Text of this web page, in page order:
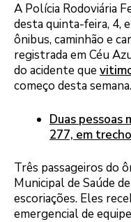
A Polícia Rodoviária
desta quinta-feira, 4,
ônibus, caminhão e
registrada em Céu
do acidente que
começo desta semana.
Duas pessoas
277, em
Três passageiros do
Municipal de Saúde
escoriações. Eles
emergencial de